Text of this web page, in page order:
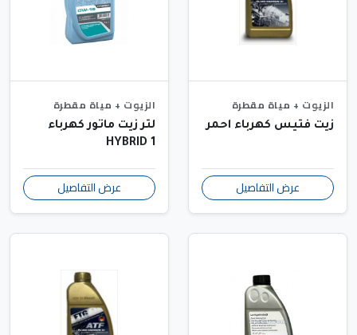
الزيوت + مياة مقطرة
زيت فتيس كهرباء احمر
عرض التفاصيل
الزيوت + مياة مقطرة
لتر زيت ماتور كهرباء
HYBRID 1
عرض التفاصيل